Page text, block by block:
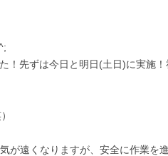
！先ずは今日と明日(土日)に実施
が遠くなりますが、安全に作業を